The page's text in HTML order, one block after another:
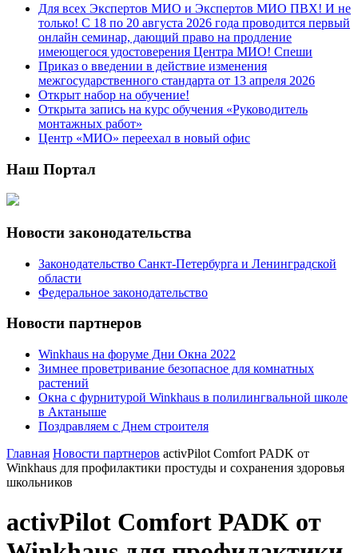
Для всех Экспертов МИО и Экспертов МИО ПВХ! И не
только! С 18 по 20 августа 2026 года проводится первый
онлайн семинар, дающий право на продление
имеющегося удостоверения Центра МИО! Спеши
Приказ о введении в действие изменения
межгосударственного стандарта от 13 апреля 2026
Открыт набор на обучение!
Открыта запись на курс обучения «Руководитель
монтажных работ»
Центр «МИО» переехал в новый офис
Наш Портал
Новости законодательства
Законодательство Санкт-Петербурга и Ленинградской
области
Федеральное законодательство
Новости партнеров
Winkhaus на форуме Дни Окна 2022
Зимнее проветривание безопасное для комнатных
растений
Окна с фурнитурой Winkhaus в полилингвальной школе
в Актаныше
Поздравляем с Днем строителя
Главная Новости партнеров activPilot Comfort PADK от
Winkhaus для профилактики простуды и сохранения здоровья
школьников
activPilot Comfort PADK от